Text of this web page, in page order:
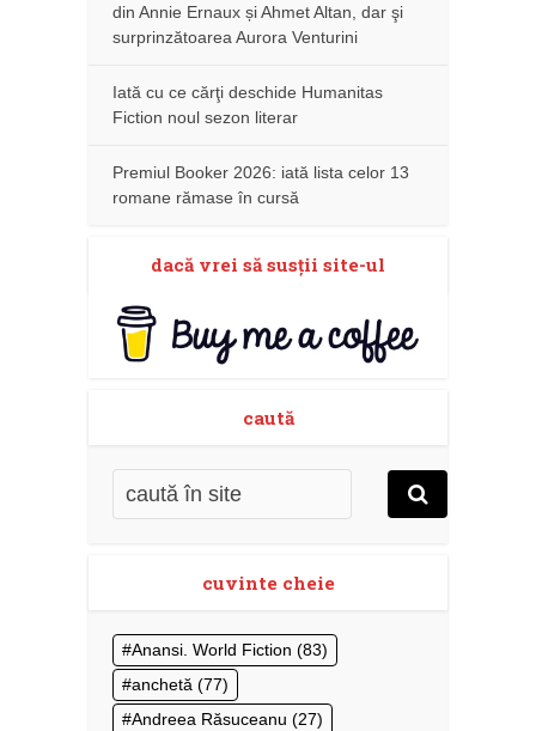
din Annie Ernaux și Ahmet Altan, dar şi
surprinzătoarea Aurora Venturini
Iată cu ce cărţi deschide Humanitas
Fiction noul sezon literar
Premiul Booker 2026: iată lista celor 13
romane rămase în cursă
dacă vrei să susţii site-ul
caută
cuvinte cheie
Anansi. World Fiction (83)
anchetă (77)
Andreea Răsuceanu (27)